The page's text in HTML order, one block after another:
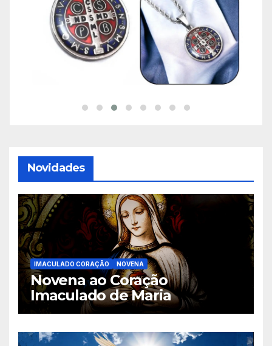
Novidades
IMACULADO CORAÇÃO NOVENA
Novena ao Coração
Imaculado de Maria